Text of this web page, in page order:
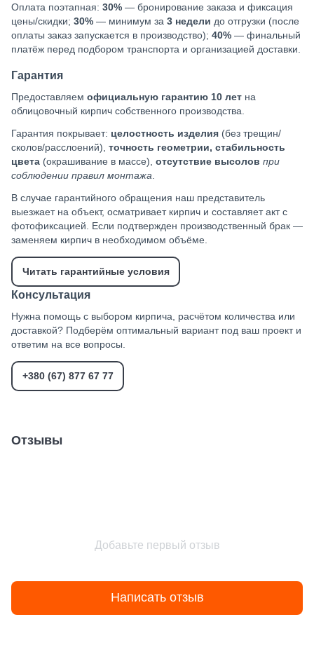
Оплата поэтапная: 30% — бронирование заказа и фиксация
цены/скидки; 30% — минимум за 3 недели до отгрузки (после
оплаты заказ запускается в производство); 40% — финальный
платёж перед подбором транспорта и организацией доставки.
Гарантия
Предоставляем официальную гарантию 10 лет на
облицовочный кирпич собственного производства.
Гарантия покрывает: целостность изделия (без трещин/
сколов/расслоений), точность геометрии, стабильность
цвета (окрашивание в массе), отсутствие высолов при
соблюдении правил монтажа
В случае гарантийного обращения наш представитель
выезжает на объект, осматривает кирпич и составляет акт с
фотофиксацией. Если подтвержден производственный брак —
заменяем кирпич в необходимом объёме.
Читать гарантийные условия
Консультация
Нужна помощь с выбором кирпича, расчётом количества или
доставкой? Подберём оптимальный вариант под ваш проект и
ответим на все вопросы.
+380 (67) 877 67 77
Отзывы
Добавьте первый отзыв
Написать отзыв